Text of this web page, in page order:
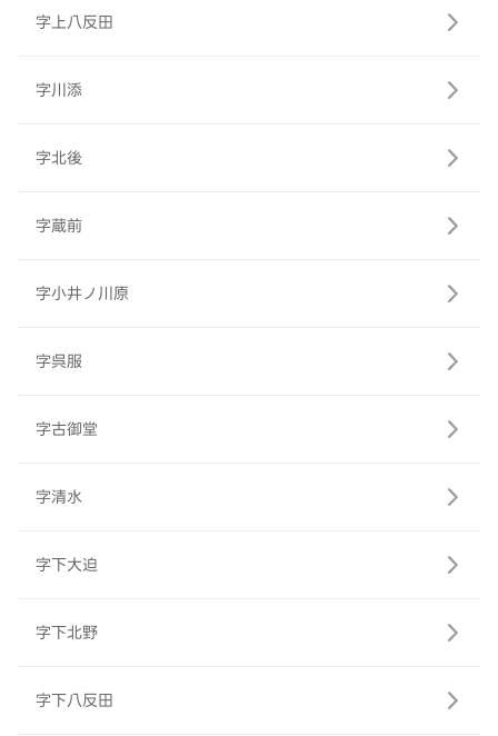
字上八反田
字川添
字北後
字蔵前
字小井ノ川原
字呉服
字古御堂
字清水
字下大迫
字下北野
字下八反田